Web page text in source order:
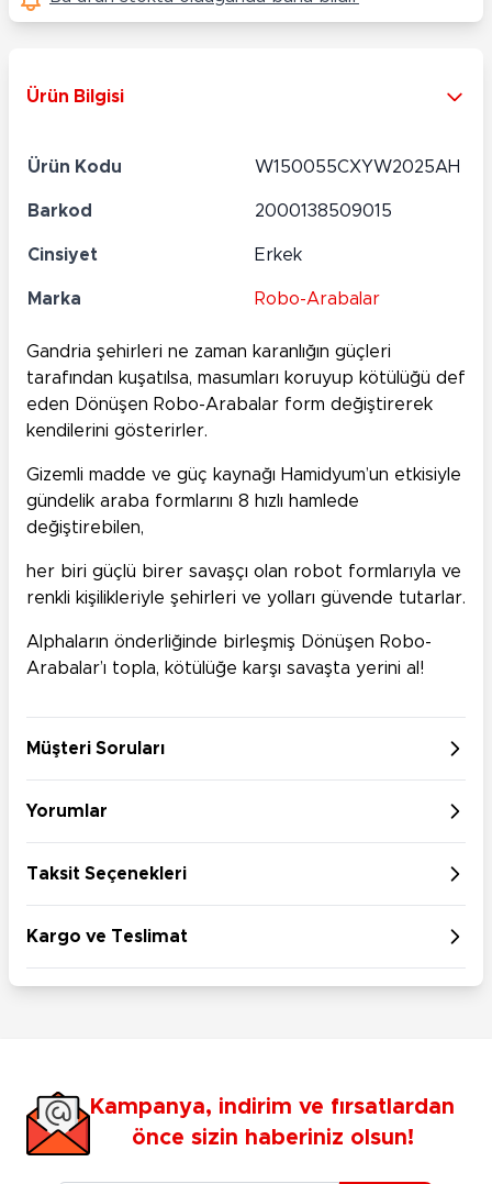
Ürün Bilgisi
Ürün Kodu W150055CXYW2025AH
Barkod 2000138509015
Cinsiyet Erkek
Marka Robo-Arabalar
Gandria şehirleri ne zaman karanlığın güçleri
tarafından kuşatılsa, masumları koruyup kötülüğü def
eden Dönüşen Robo-Arabalar form değiştirerek
kendilerini gösterirler.
Gizemli madde ve güç kaynağı Hamidyum’un etkisiyle
gündelik araba formlarını 8 hızlı hamlede
değiştirebilen,
her biri güçlü birer savaşçı olan robot formlarıyla ve
renkli kişilikleriyle şehirleri ve yolları güvende tutarlar.
Alphaların önderliğinde birleşmiş Dönüşen Robo-
Arabalar’ı topla, kötülüğe karşı savaşta yerini al!
Müşteri Soruları
Yorumlar
Taksit Seçenekleri
Kargo ve Teslimat
Kampanya, indirim ve fırsatlardan
önce sizin haberiniz olsun!